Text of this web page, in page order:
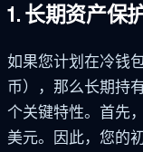
1. 长期资产保
如果您计划在冷钱
币），那么长期持
个关键特性。首先
美元。因此，您的